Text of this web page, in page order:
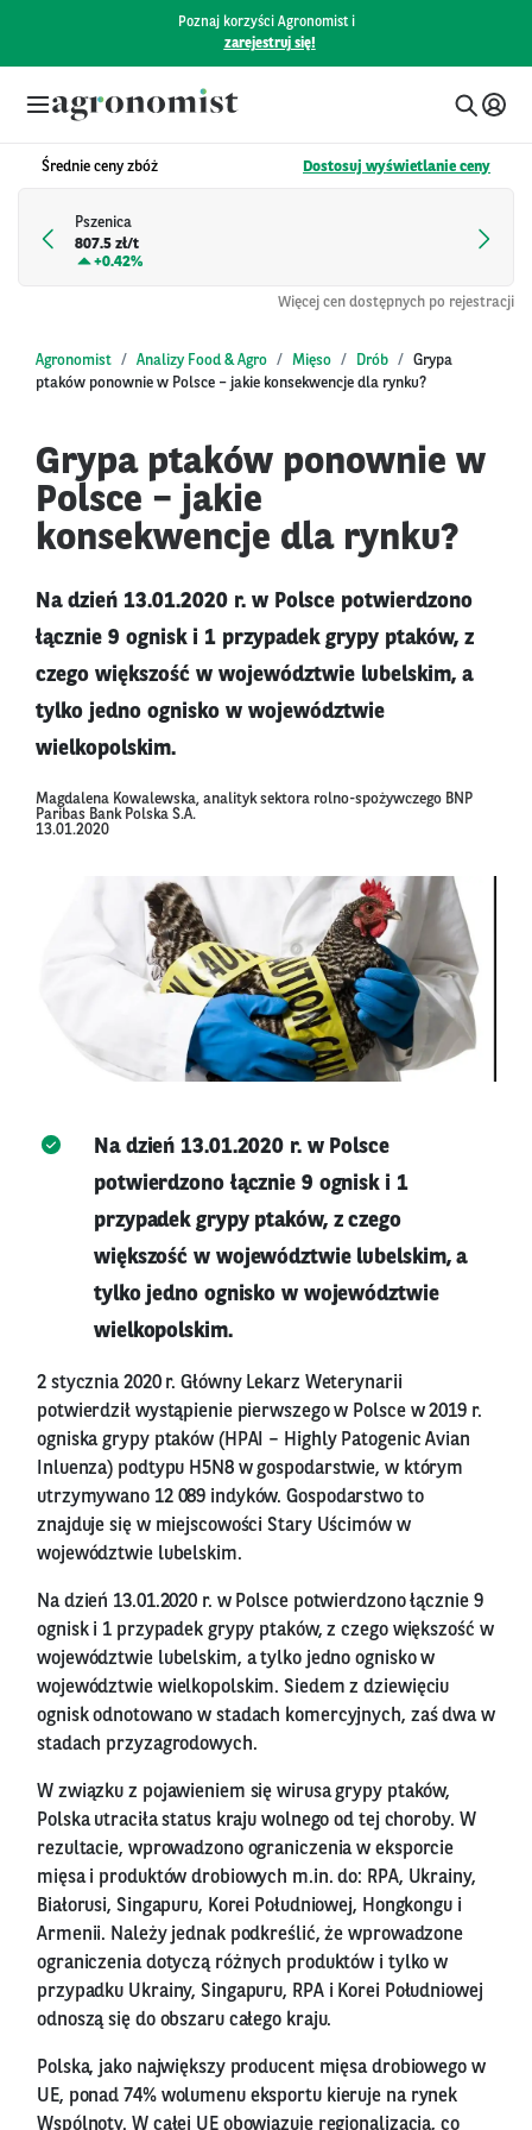
Poznaj korzyści Agronomist i
zarejestruj się!
Średnie ceny zbóż Dostosuj wyświetlanie ceny
Pszenica
807.5 zł/t
+0.42%
Więcej cen dostępnych po rejestracji
Agronomist Analizy Food & Agro Mięso Drób
Grypa
ptaków ponownie w Polsce – jakie konsekwencje dla rynku?
Grypa ptaków ponownie w
Polsce – jakie
konsekwencje dla rynku?
Na dzień 13.01.2020 r. w Polsce potwierdzono
łącznie 9 ognisk i 1 przypadek grypy ptaków, z
czego większość w województwie lubelskim, a
tylko jedno ognisko w województwie
wielkopolskim.
Magdalena Kowalewska, analityk sektora rolno-spożywczego BNP
Paribas Bank Polska S.A.
13.01.2020
Na dzień 13.01.2020 r. w Polsce
potwierdzono łącznie 9 ognisk i 1
przypadek grypy ptaków, z czego
większość w województwie lubelskim, a
tylko jedno ognisko w województwie
wielkopolskim.
2 stycznia 2020 r. Główny Lekarz Weterynarii
potwierdził wystąpienie pierwszego w Polsce w 2019 r.
ogniska grypy ptaków (HPAI – Highly Patogenic Avian
Inluenza) podtypu H5N8 w gospodarstwie, w którym
utrzymywano 12 089 indyków. Gospodarstwo to
znajduje się w miejscowości Stary Uścimów w
województwie lubelskim.
Na dzień 13.01.2020 r. w Polsce potwierdzono łącznie 9
ognisk i 1 przypadek grypy ptaków, z czego większość w
województwie lubelskim, a tylko jedno ognisko w
województwie wielkopolskim. Siedem z dziewięciu
ognisk odnotowano w stadach komercyjnych, zaś dwa w
stadach przyzagrodowych.
W związku z pojawieniem się wirusa grypy ptaków,
Polska utraciła status kraju wolnego od tej choroby. W
rezultacie, wprowadzono ograniczenia w eksporcie
mięsa i produktów drobiowych m.in. do: RPA, Ukrainy,
Białorusi, Singapuru, Korei Południowej, Hongkongu i
Armenii. Należy jednak podkreślić, że wprowadzone
ograniczenia dotyczą różnych produktów i tylko w
przypadku Ukrainy, Singapuru, RPA i Korei Południowej
odnoszą się do obszaru całego kraju.
Polska, jako największy producent mięsa drobiowego w
UE, ponad 74% wolumenu eksportu kieruje na rynek
Wspólnoty. W całej UE obowiązuje regionalizacja, co